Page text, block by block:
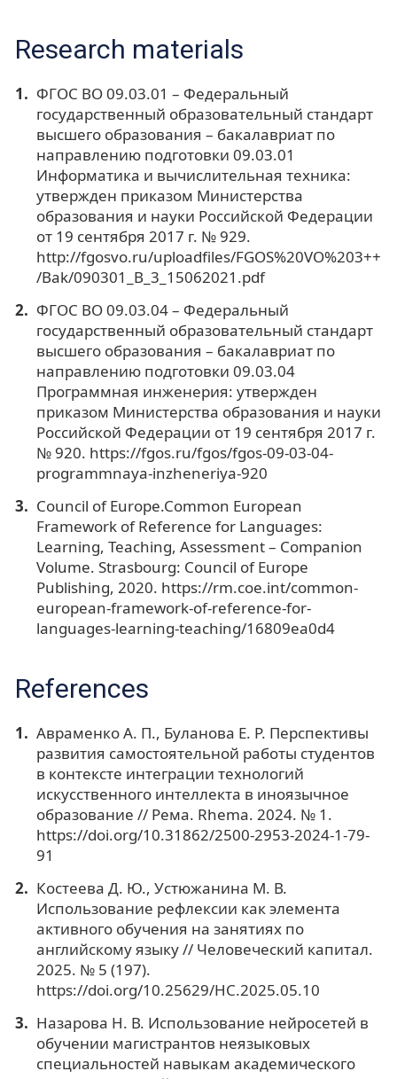
Research materials
ФГОС ВО 09.03.01 – Федеральный
государственный образовательный стандарт
высшего образования – бакалавриат по
направлению подготовки 09.03.01
Информатика и вычислительная техника:
утвержден приказом Министерства
образования и науки Российской Федерации
от 19 сентября 2017 г. № 929.
http://fgosvo.ru/uploadfiles/FGOS%20VO%203++
/Bak/090301_B_3_15062021.pdf
ФГОС ВО 09.03.04 – Федеральный
государственный образовательный стандарт
высшего образования – бакалавриат по
направлению подготовки 09.03.04
Программная инженерия: утвержден
приказом Министерства образования и науки
Российской Федерации от 19 сентября 2017 г.
№ 920. https://fgos.ru/fgos/fgos-09-03-04-
programmnaya-inzheneriya-920
Council of Europe.Common European
Framework of Reference for Languages:
Learning, Teaching, Assessment – Companion
Volume. Strasbourg: Council of Europe
Publishing, 2020. https://rm.coe.int/common-
european-framework-of-reference-for-
languages-learning-teaching/16809ea0d4
References
Авраменко А. П., Буланова Е. Р. Перспективы
развития самостоятельной работы студентов
в контексте интеграции технологий
искусственного интеллекта в иноязычное
образование // Рема. Rhema. 2024. № 1.
https://doi.org/10.31862/2500-2953-2024-1-79-
91
Костеева Д. Ю., Устюжанина М. В.
Использование рефлексии как элемента
активного обучения на занятиях по
английскому языку // Человеческий капитал.
2025. № 5 (197).
https://doi.org/10.25629/HC.2025.05.10
Назарова Н. В. Использование нейросетей в
обучении магистрантов неязыковых
специальностей навыкам академического